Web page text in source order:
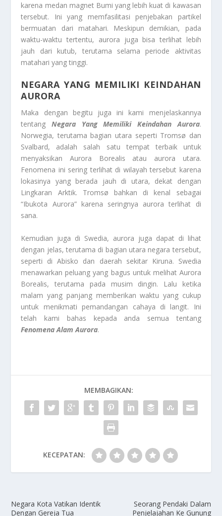
karena medan magnet Bumi yang lebih kuat di kawasan
tersebut. Ini yang memfasilitasi penjebakan partikel
bermuatan dari matahari. Meskipun demikian, pada
waktu-waktu tertentu, aurora juga bisa terlihat lebih
jauh dari kutub, terutama selama periode aktivitas
matahari yang tinggi.
NEGARA YANG MEMILIKI KEINDAHAN
AURORA
Maka dengan begitu juga ini kami menjelaskannya
tentangNegara Yang Memiliki Keindahan Aurora.
Norwegia, terutama bagian utara seperti Tromsø dan
Svalbard, adalah salah satu tempat terbaik untuk
menyaksikan Aurora Borealis atau aurora utara.
Fenomena ini sering terlihat di wilayah tersebut karena
lokasinya yang berada jauh di utara, dekat dengan
Lingkaran Arktik. Tromsø bahkan di kenal sebagai
“Ibukota Aurora” karena seringnya aurora terlihat di
sana.
Kemudian juga di Swedia, aurora juga dapat di lihat
dengan jelas, terutama di bagian utara negara tersebut,
seperti di Abisko dan daerah sekitar Kiruna. Swedia
menawarkan peluang yang bagus untuk melihat Aurora
Borealis, terutama pada musim dingin. Lalu ketika
malam yang panjang memberikan waktu yang cukup
untuk menikmati pemandangan cahaya di langit. Ini
telah kami bahas kepada anda semua tentang
Fenomena Alam Aurora.
MEMBAGIKAN:
KECEPATAN:
Negara Kota Vatikan Identik
Dengan Gereja Tua
Seorang Pendaki Dalam
Penjelajahan Ke Gunung